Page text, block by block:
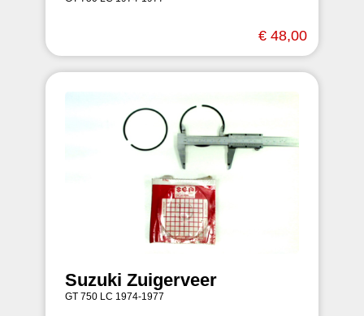
€ 48,00
Suzuki Zuigerveer
GT 750 LC 1974-1977